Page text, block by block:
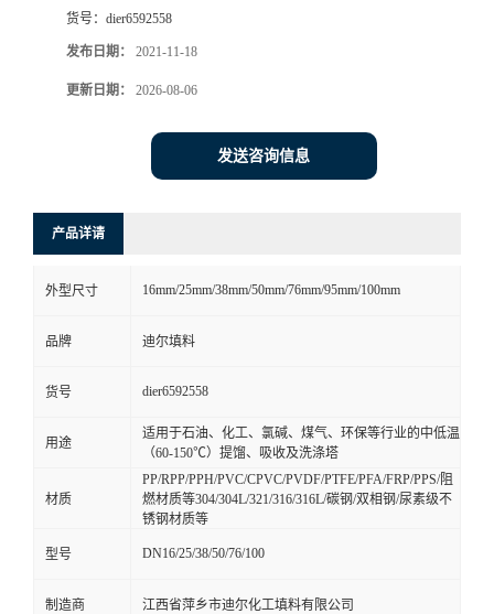
货号： dier6592558
发布日期： 2021-11-18
更新日期： 2026-08-06
发送咨询信息
产品详请
外型尺寸 16mm/25mm/38mm/50mm/76mm/95mm/100mm
品牌 迪尔填料
货号 dier6592558
用途
适用于石油、化工、氯碱、煤气、环保等行业的中低温
（60-150℃）提馏、吸收及洗涤塔
材质
PP/RPP/PPH/PVC/CPVC/PVDF/PTFE/PFA/FRP/PPS/阻
燃材质等304/304L/321/316/316L/碳钢/双相钢/尿素级不
锈钢材质等
型号 DN16/25/38/50/76/100
制造商 江西省萍乡市迪尔化工填料有限公司